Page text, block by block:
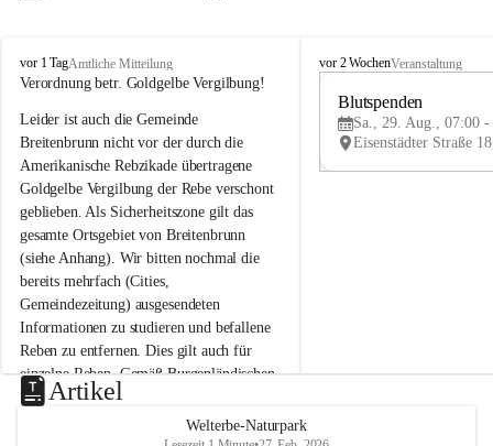
B
r
i
t
e
n
b
r
u
n
n
a
m
N
e
u
s
vor 1 TagAmtliche Mitteilung
Verordnung betr. Goldgelbe Vergilbung!
Leider ist auch die Gemeinde
Breitenbrunn nicht vor der durch die
Amerikanische Rebzikade übertragene
Goldgelbe Vergilbung der Rebe verschont
geblieben. Als Sicherheitszone gilt das
gesamte Ortsgebiet von Breitenbrunn
(siehe Anhang). Wir bitten nochmal die
bereits mehrfach (Cities,
Gemeindezeitung) ausgesendeten
Informationen zu studieren und befallene
Reben zu entfernen. Dies gilt auch für
einzelne Reben. Gemäß Burgenländischen
Weinbaugesetz sind nicht gepflegte oder
unzulässige Weingärten zu roden! Bitte
B
e
u
e
vor 2 WochenVeranstaltung
Blutspenden
Sa., 29. Aug., 07:00 -
Artikel
Welterbe-Naturpark